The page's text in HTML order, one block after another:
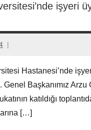
işyeri
Hastanesi’nde
Başkanımız
katıldığı
[…]